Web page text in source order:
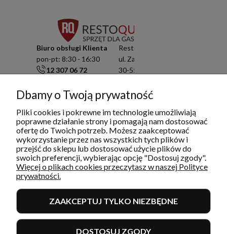
Biuro obsługi Klienta
pon-pt: 8:30 - 16:30
12 307 06 72
info@restoquality.pl
Serwis
pon-pt: 8:30 - 16:30
577 609 633
serwis@restoquality.pl
Resto Quality Sp. z o.o.
ul. Zamknięta 10/1.5
30-554 Kraków
KRS: 0000511822
INFORMACJE
Dbamy o Twoją prywatność
Pliki cookies i pokrewne im technologie umożliwiają
poprawne działanie strony i pomagają nam dostosować
ofertę do Twoich potrzeb. Możesz zaakceptować
wykorzystanie przez nas wszystkich tych plików i
przejść do sklepu lub dostosować użycie plików do
swoich preferencji, wybierając opcję "Dostosuj zgody".
Więcej o plikach cookies przeczytasz w naszej Polityce
prywatności.
ZAAKCEPTUJ TYLKO NIEZBĘDNE
DOSTOSUJ ZGODY